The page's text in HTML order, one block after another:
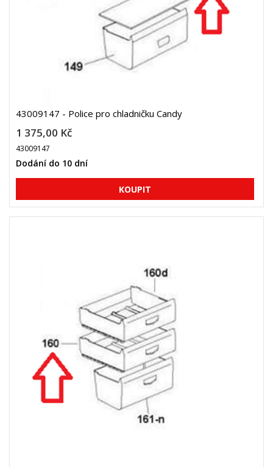
43009147 - Police pro chladničku Candy
1 375,00 Kč
43009147
Dodání do 10 dní